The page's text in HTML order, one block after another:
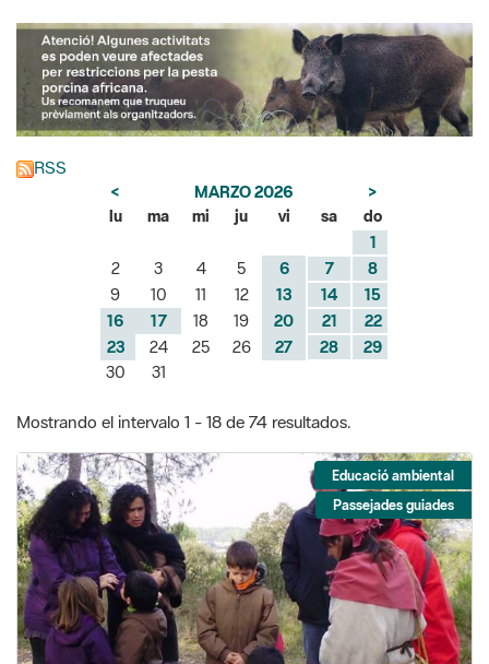
RSS
< MARZO 2026
>
lu
ma mi ju vi sa
do
1
2
3 4 5 6 7
8
9
10 11 12 13 14
15
16
17 18 19 20 21
22
23
24 25 26 27 28
29
30
31
Mostrando el intervalo 1 - 18 de 74 resultados.
Educació ambiental
Passejades guiades